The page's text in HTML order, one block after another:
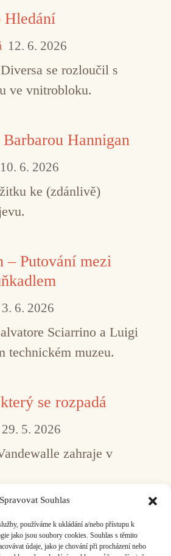
Spravovat Souhlas
používáme k ukládání a/nebo přístupu k
jako jsou soubory cookies. Souhlas s těmito
údaje, jako je chování při procházení nebo
Hledání
12. 6. 2026
se rozloučil s
ve vnitrobloku.
Hannigan
10. 6. 2026
ke (zdánlivě)
– Putování mezi
3. 6. 2026
Sciarrino a Luigi
technickém muzeu.
se rozpadá
29. 5. 2026
zahraje v
4 5 ... 517